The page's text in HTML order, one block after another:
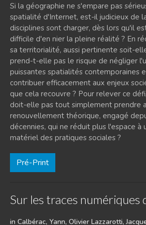
Si la géographie ne s'empare pas
spatialité d'Internet, est-il judicieux de
disciplines sont charger, dès lors qu'il
difficile d'en nier la pleine réalité ? En
sa territorialité, aussi pertinente soit-
prend-t-elle pas le risque de négliger
puissantes spatialités contemporaines
contribuer efficacement aux enjeux
que cela recouvre ? Pour relever ce
doit-elle pas tout simplement prendre
renouvellement théorique, engagé
décennies, qui ne réduit plus l'espace à
matériel des pratiques sociales ?
Pré-Print
Sur les traces numériques
in Calbérac, Yann, Olivier Lazzarotti,